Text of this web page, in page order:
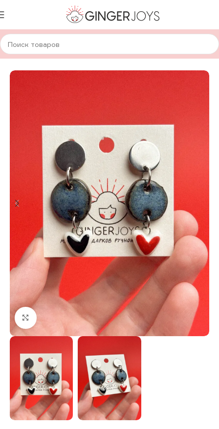
Главная Украшения Кулоны Керамические кулоны
Нажмите, чтобы увеличить изображение